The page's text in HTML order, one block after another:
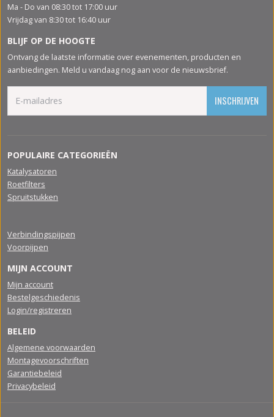
Ma - Do van 08:30 tot 17:00 uur
Vrijdag van 8:30 tot 16:40 uur
BLIJF OP DE HOOGTE
Ontvang de laatste informatie over evenementen, producten en
aanbiedingen. Meld u vandaag nog aan voor de nieuwsbrief.
INSCHRIJVEN
POPULAIRE CATEGORIEËN
Katalysatoren
Roetfilters
Spruitstukken
Verbindingspijpen
Voorpijpen
MIJN ACCOUNT
Mijn account
Bestelgeschiedenis
Login/registreren
BELEID
Algemene voorwaarden
Montagevoorschriften
Garantiebeleid
Privacybeleid